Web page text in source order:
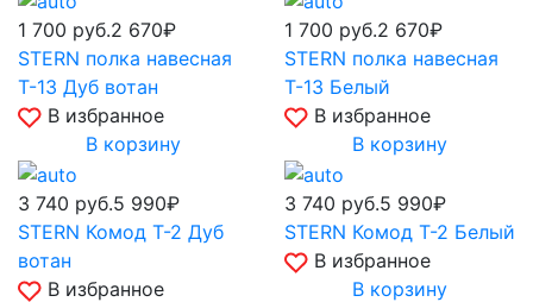
1 700 руб.2 670₽
STERN полка навесная
Т-13 Дуб вотан
В избранное
В корзину
1 700 руб.2 670₽
STERN полка навесная
Т-13 Белый
В избранное
В корзину
3 740 руб.5 990₽
STERN Комод Т-2 Дуб
вотан
В избранное
3 740 руб.5 990₽
STERN Комод Т-2 Белый
В избранное
В корзину